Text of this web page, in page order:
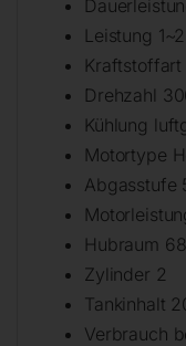
Leistung
Kraftstoffart
Drehzahl
Kühlung
Motortype
Abgasstufe
Hubraum
Zylinder 2
Tankinhalt
Verbrauch